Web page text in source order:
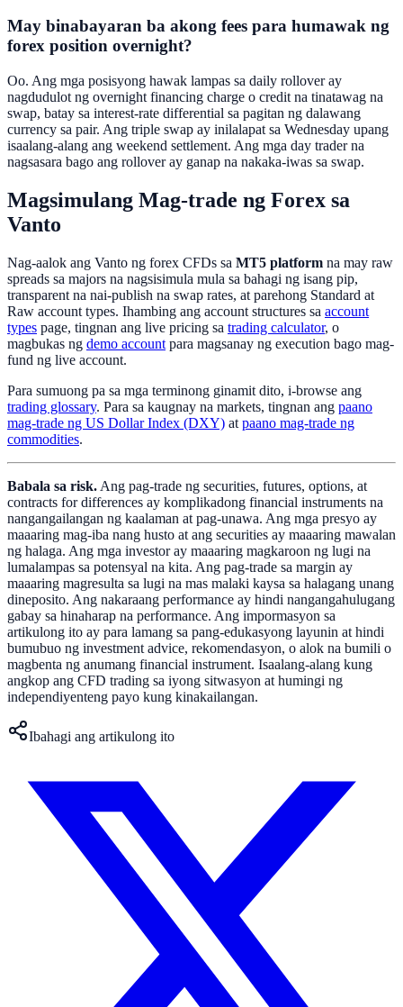
May binabayaran ba akong fees para humawak ng
forex position overnight?
Oo. Ang mga posisyong hawak lampas sa daily rollover ay
nagdudulot ng overnight financing charge o credit na tinatawag na
swap, batay sa interest-rate differential sa pagitan ng dalawang
currency sa pair. Ang triple swap ay inilalapat sa Wednesday upang
isaalang-alang ang weekend settlement. Ang mga day trader na
nagsasara bago ang rollover ay ganap na nakaka-iwas sa swap.
Magsimulang Mag-trade ng Forex sa
Vanto
Nag-aalok ang Vanto ng forex CFDs sa MT5 platform na may raw
spreads sa majors na nagsisimula mula sa bahagi ng isang pip,
transparent na nai-publish na swap rates, at parehong Standard at
Raw account types. Ihambing ang account structures sa account
types page, tingnan ang live pricing sa trading calculator, o
magbukas ng demo account para magsanay ng execution bago mag-
fund ng live account.
Para sumuong pa sa mga terminong ginamit dito, i-browse ang
trading glossary. Para sa kaugnay na markets, tingnan ang paano
mag-trade ng US Dollar Index (DXY) at paano mag-trade ng
commodities.
Babala sa risk. Ang pag-trade ng securities, futures, options, at
contracts for differences ay komplikadong financial instruments na
nangangailangan ng kaalaman at pag-unawa. Ang mga presyo ay
maaaring mag-iba nang husto at ang securities ay maaaring mawalan
ng halaga. Ang mga investor ay maaaring magkaroon ng lugi na
lumalampas sa potensyal na kita. Ang pag-trade sa margin ay
maaaring magresulta sa lugi na mas malaki kaysa sa halagang unang
dineposito. Ang nakaraang performance ay hindi nangangahulugang
gabay sa hinaharap na performance. Ang impormasyon sa
artikulong ito ay para lamang sa pang-edukasyong layunin at hindi
bumubuo ng investment advice, rekomendasyon, o alok na bumili o
magbenta ng anumang financial instrument. Isaalang-alang kung
angkop ang CFD trading sa iyong sitwasyon at humingi ng
independiyenteng payo kung kinakailangan.
Ibahagi ang artikulong ito